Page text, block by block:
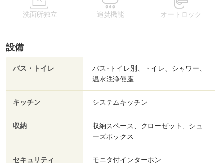
洗面所独立 追焚機能 オートロック
設備
バス・トイレ
バス･トイレ別、トイレ、シャワー、
温水洗浄便座
キッチン システムキッチン
収納
収納スペース、クローゼット、シュ
ーズボックス
セキュリティ モニタ付インターホン